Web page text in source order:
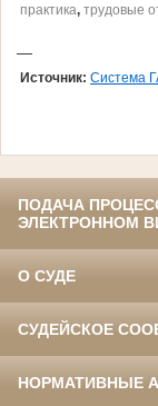
практика, трудовые
Источник: Система
ПОДАЧА
ЭЛЕКТРОННОМ
О СУДЕ
СУДЕЙСКОЕ
НОРМАТИВНЫЕ